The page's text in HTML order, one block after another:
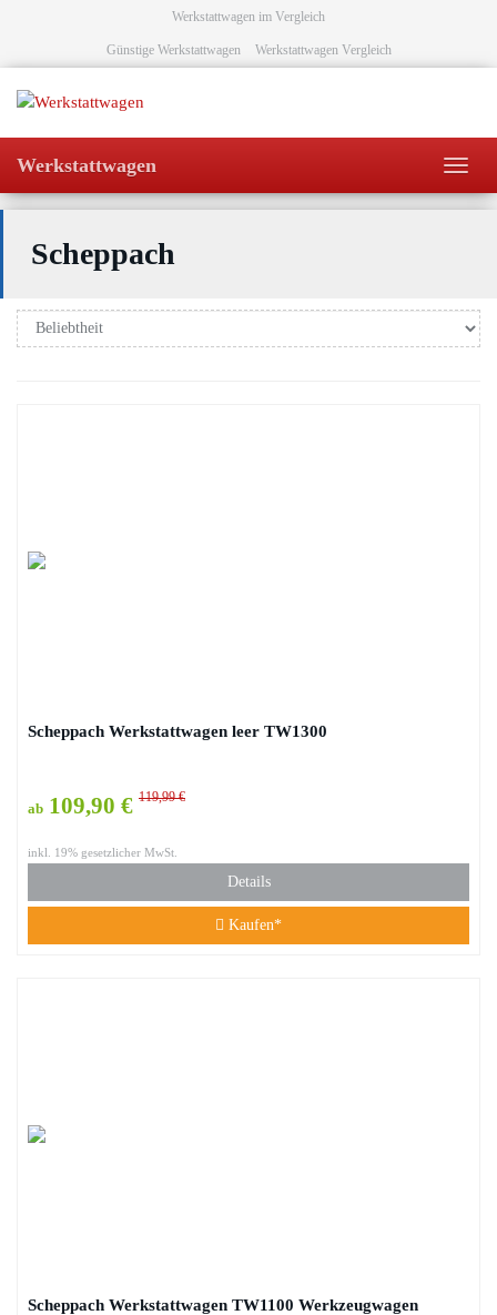
Werkstattwagen im Vergleich
Günstige Werkstattwagen Werkstattwagen Vergleich
Werkstattwagen
Scheppach
Scheppach Werkstattwagen leer TW1300
ab 109,90 € 119,99 €
inkl. 19% gesetzlicher MwSt.
Details
Kaufen*
Scheppach Werkstattwagen TW1100 Werkzeugwagen